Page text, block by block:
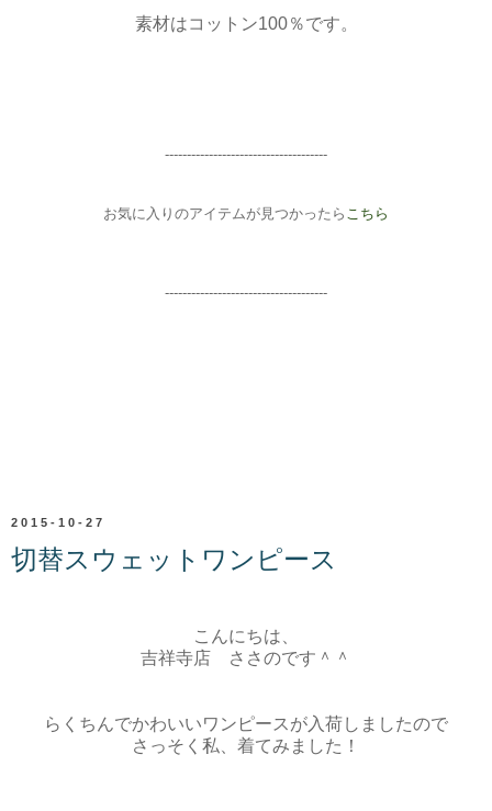
素材はコットン100％です。
-------------------------------------
お気に入りのアイテムが見つかったら こちら
-------------------------------------
2015-10-27
切替スウェットワンピース
こんにちは、
吉祥寺店 ささのです＾＾
らくちんでかわいいワンピースが入荷しましたので
さっそく私、着てみました！